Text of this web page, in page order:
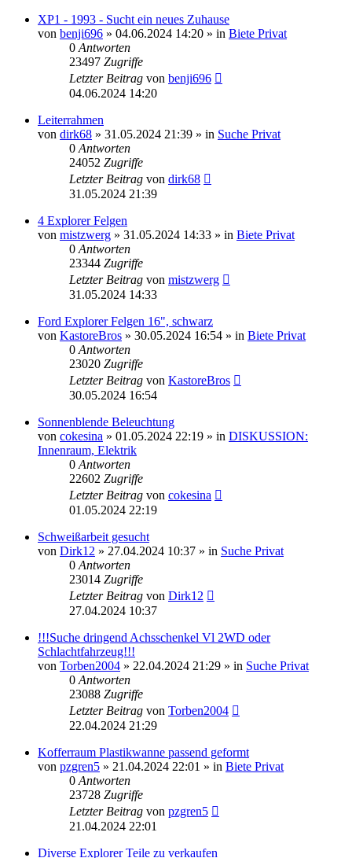
XP1 - 1993 - Sucht ein neues Zuhause
von benji696 » 04.06.2024 14:20 » in Biete Privat
0 Antworten
23497 Zugriffe
Letzter Beitrag von benji696
04.06.2024 14:20
Leiterrahmen
von dirk68 » 31.05.2024 21:39 » in Suche Privat
0 Antworten
24052 Zugriffe
Letzter Beitrag von dirk68
31.05.2024 21:39
4 Explorer Felgen
von mistzwerg » 31.05.2024 14:33 » in Biete Privat
0 Antworten
23344 Zugriffe
Letzter Beitrag von mistzwerg
31.05.2024 14:33
Ford Explorer Felgen 16", schwarz
von KastoreBros » 30.05.2024 16:54 » in Biete Privat
0 Antworten
23020 Zugriffe
Letzter Beitrag von KastoreBros
30.05.2024 16:54
Sonnenblende Beleuchtung
von cokesina » 01.05.2024 22:19 » in DISKUSSION:
Innenraum, Elektrik
0 Antworten
22602 Zugriffe
Letzter Beitrag von cokesina
01.05.2024 22:19
Schweißarbeit gesucht
von Dirk12 » 27.04.2024 10:37 » in Suche Privat
0 Antworten
23014 Zugriffe
Letzter Beitrag von Dirk12
27.04.2024 10:37
!!!Suche dringend Achsschenkel Vl 2WD oder
Schlachtfahrzeug!!!
von Torben2004 » 22.04.2024 21:29 » in Suche Privat
0 Antworten
23088 Zugriffe
Letzter Beitrag von Torben2004
22.04.2024 21:29
Kofferraum Plastikwanne passend geformt
von pzgren5 » 21.04.2024 22:01 » in Biete Privat
0 Antworten
23728 Zugriffe
Letzter Beitrag von pzgren5
21.04.2024 22:01
Diverse Explorer Teile zu verkaufen